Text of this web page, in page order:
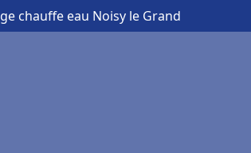
chauffe eau Noisy le Grand